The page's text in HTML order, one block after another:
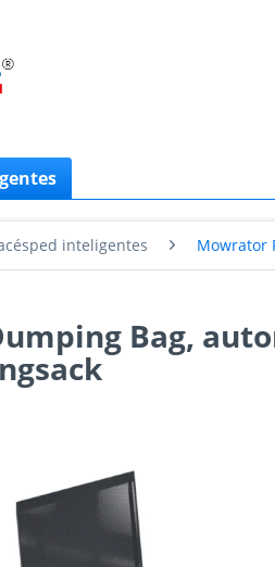
inteligentes Mowrator
Bag,